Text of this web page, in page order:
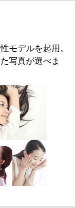
モデルを起用。
写真が選べま